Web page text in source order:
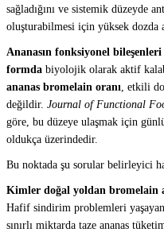
sağladığını ve sistemik düzeyde
oluşturabilmesi için yüksek dozda
Ananasın fonksiyonel bileşenleri
formda biyolojik olarak aktif
ananas bromelain oranı , etkili
değildir. Journal of Functional
göre, bu düzeye ulaşmak için
oldukça üzerindedir.
Bu noktada şu sorular belirleyici
Kimler doğal yoldan bromelain
Hafif sindirim problemleri
sınırlı miktarda taze ananas